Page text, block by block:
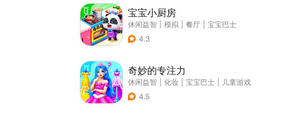
宝宝小厨房
休闲益智 模拟 餐厅
宝宝巴士
4.3
奇妙的专注力
休闲益智 化妆 宝宝巴士
儿童游戏
4.5